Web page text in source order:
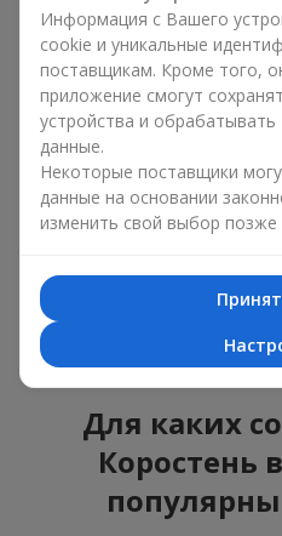
ошибиться с выбором,
универсальный букет.
подходят для любого
можно адаптировать
Массовые цветочные
тюльпаны, ромашки —
которые остаются
покупателей. Они не
отражают атмосферу
композиции всегда остаются в
востребованных. Если вы
выборе, смело обращайтесь
цветам.
Для каких
Коростень
Информация с Вашего
cookie и уникальные
поставщикам. Кроме того,
приложение смогут
устройства и
данные.
Некоторые поставщики
данные на основании
изменить свой выбор позже